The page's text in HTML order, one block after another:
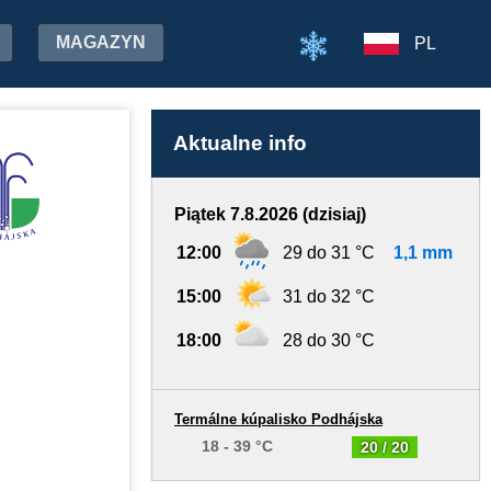
MAGAZYN PL
Aktualne info
Piątek 7.8.2026 (dzisiaj)
12:00 29 do 31 °C 1,1 mm
15:00 31 do 32 °C
18:00 28 do 30 °C
20 / 20
Termálne kúpalisko Podhájska
18 - 39 °C